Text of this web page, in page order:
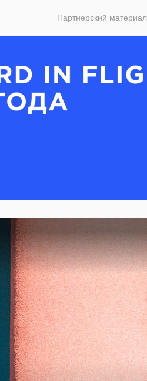
Партнерский материал